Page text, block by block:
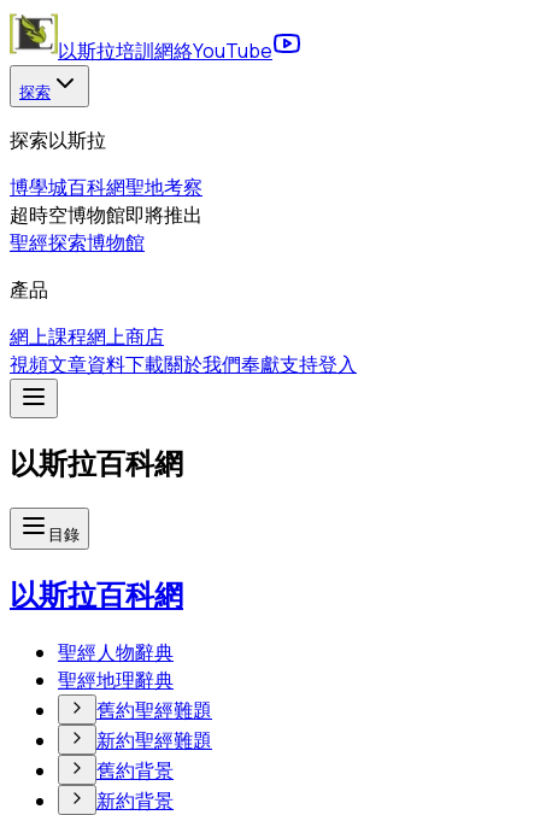
以斯拉培訓網絡YouTube
探索
探索以斯拉
博學城百科網聖地考察
超時空博物館即將推出
聖經探索博物館
產品
網上課程網上商店
視頻文章資料下載關於我們奉獻支持登入
以斯拉百科網
目錄
以斯拉百科網
聖經人物辭典
聖經地理辭典
舊約聖經難題
新約聖經難題
舊約背景
新約背景